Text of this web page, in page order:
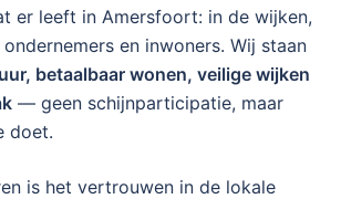
er leeft in Amersfoort: in de wijken,
en inwoners. Wij staan
betaalbaar wonen, veilige wijken
— geen schijnparticipatie, maar
doet.
is het vertrouwen in de lokale